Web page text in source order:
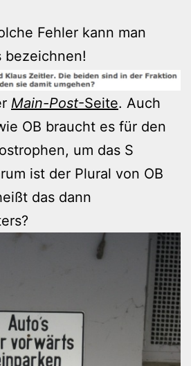
Fehler kann man
bezeichnen!
Main-Post-Seite. Auch
OB braucht es für den
um das S
ist der Plural von OB
das dann